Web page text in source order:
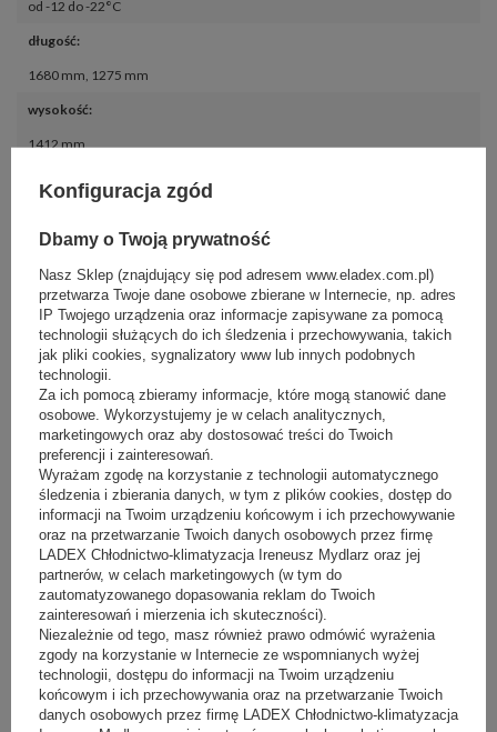
od -12 do -22°C
długość:
1680 mm 1275 mm
wysokość:
1412 mm
dobowe zużycie energii :
22 kWh
regulator temperatury:
elektroniczny z wyświetlaczem
odszranianie:
automatyczne
waga urządzenia netto:
270 kg
ekologiczny czynnik chłodniczy:
R290
condition:
New
zasilanie
230V / 50Hz
Konfiguracja zgód
Dbamy o Twoją prywatność
Nasz Sklep (znajdujący się pod adresem www.eladex.com.pl)
przetwarza Twoje dane osobowe zbierane w Internecie, np. adres
IP Twojego urządzenia oraz informacje zapisywane za pomocą
technologii służących do ich śledzenia i przechowywania, takich
jak pliki cookies, sygnalizatory www lub innych podobnych
technologii.
Za ich pomocą zbieramy informacje, które mogą stanowić dane
osobowe. Wykorzystujemy je w celach analitycznych,
marketingowych oraz aby dostosować treści do Twoich
preferencji i zainteresowań.
Wyrażam zgodę na korzystanie z technologii automatycznego
śledzenia i zbierania danych, w tym z plików cookies, dostęp do
informacji na Twoim urządzeniu końcowym i ich przechowywanie
oraz na przetwarzanie Twoich danych osobowych przez firmę
LADEX Chłodnictwo-klimatyzacja Ireneusz Mydlarz oraz jej
partnerów, w celach marketingowych (w tym do
zautomatyzowanego dopasowania reklam do Twoich
zainteresowań i mierzenia ich skuteczności).
Niezależnie od tego, masz również prawo odmówić wyrażenia
zgody na korzystanie w Internecie ze wspomnianych wyżej
technologii, dostępu do informacji na Twoim urządzeniu
końcowym i ich przechowywania oraz na przetwarzanie Twoich
danych osobowych przez firmę LADEX Chłodnictwo-klimatyzacja